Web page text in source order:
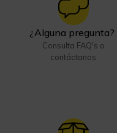
¿Alguna pregunta?
Consulta FAQ's o
contáctanos